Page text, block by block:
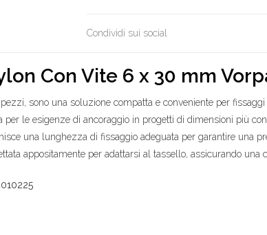
Condividi sui social
Con Vite 6 x 30 mm
sono una soluzione compatta e conveniente per
per le esigenze di ancoraggio in progetti di dimensioni più
una lunghezza di fissaggio adeguata per garantire una
appositamente per adattarsi al tassello, assicurando una